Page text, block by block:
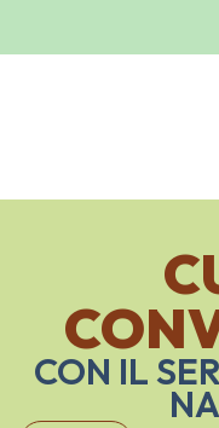
CON IL